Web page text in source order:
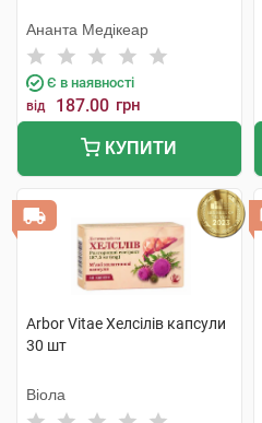
Ананта Медікеар
Є в наявності
від 187.00 грн
КУПИТИ
Arbor Vitae Хелсілів капсули
30 шт
Віола